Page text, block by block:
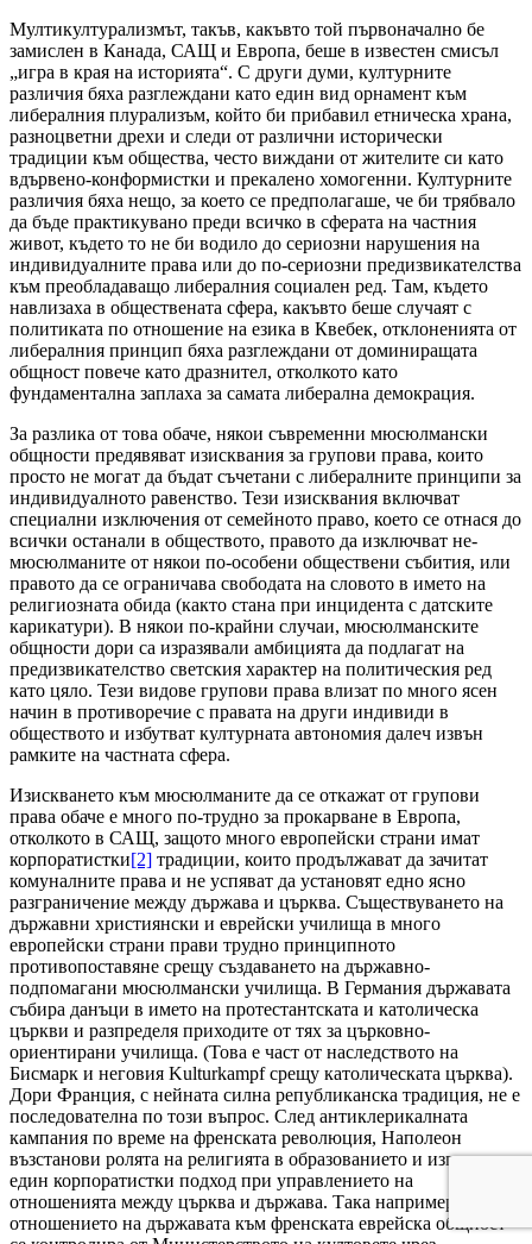
Мултикултурализмът, такъв, какъвто той първоначално бе
замислен в Канада, САЩ и Европа, беше в известен смисъл
„игра в края на историята“. С други думи, културните
различия бяха разглеждани като един вид орнамент към
либералния плурализъм, който би прибавил етническа храна,
разноцветни дрехи и следи от различни исторически
традиции към общества, често виждани от жителите си като
вдървено-конформистки и прекалено хомогенни. Културните
различия бяха нещо, за което се предполагаше, че би трябвало
да бъде практикувано преди всичко в сферата на частния
живот, където то не би водило до сериозни нарушения на
индивидуалните права или до по-сериозни предизвикателства
към преобладаващо либералния социален ред. Там, където
навлизаха в обществената сфера, какъвто беше случаят с
политиката по отношение на езика в Квебек, отклоненията от
либералния принцип бяха разглеждани от доминиращата
общност повече като дразнител, отколкото като
фундаментална заплаха за самата либерална демокрация.
За разлика от това обаче, някои съвременни мюсюлмански
общности предявяват изисквания за групови права, които
просто не могат да бъдат съчетани с либералните принципи за
индивидуалното равенство. Тези изисквания включват
специални изключения от семейното право, което се отнася до
всички останали в обществото, правото да изключват не-
мюсюлманите от някои по-особени обществени събития, или
правото да се ограничава свободата на словото в името на
религиозната обида (както стана при инцидента с датските
карикатури). В някои по-крайни случаи, мюсюлманските
общности дори са изразявали амбицията да подлагат на
предизвикателство светския характер на политическия ред
като цяло. Тези видове групови права влизат по много ясен
начин в противоречие с правата на други индивиди в
обществото и избутват културната автономия далеч извън
рамките на частната сфера.
Изискването към мюсюлманите да се откажат от групови
права обаче е много по-трудно за прокарване в Европа,
отколкото в САЩ, защото много европейски страни имат
корпоратистки[2] традиции, които продължават да зачитат
комуналните права и не успяват да установят едно ясно
разграничение между държава и църква. Съществуването на
държавни християнски и еврейски училища в много
европейски страни прави трудно принципното
противопоставяне срещу създаването на държавно-
подпомагани мюсюлмански училища. В Германия държавата
събира данъци в името на протестантската и католическа
църкви и разпределя приходите от тях за църковно-
ориентирани училища. (Това е част от наследството на
Бисмарк и неговия Kulturkampfсрещу католическата църква).
Дори Франция, с нейната силна републиканска традиция, не е
последователна по този въпрос. След антиклерикалната
кампания по време на френската революция, Наполеон
възстанови ролята на религията в образованието и използва
един корпоратистки подход при управлението на
отношенията между църква и държава. Така например,
отношението на държавата към френската еврейска общност